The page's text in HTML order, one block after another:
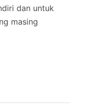
dan untuk
masing